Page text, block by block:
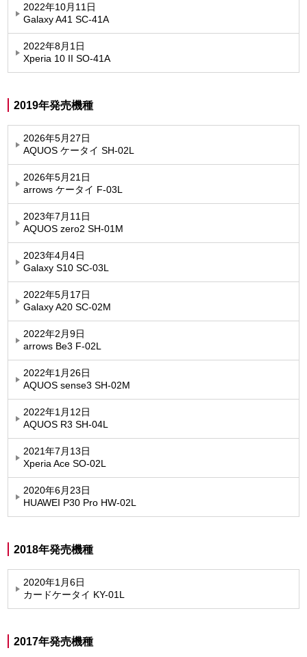
2022年10月11日
Galaxy A41 SC-41A
2022年8月1日
Xperia 10 II SO-41A
2019年発売機種
2026年5月27日
AQUOS ケータイ SH-02L
2026年5月21日
arrows ケータイ F-03L
2023年7月11日
AQUOS zero2 SH-01M
2023年4月4日
Galaxy S10 SC-03L
2022年5月17日
Galaxy A20 SC-02M
2022年2月9日
arrows Be3 F-02L
2022年1月26日
AQUOS sense3 SH-02M
2022年1月12日
AQUOS R3 SH-04L
2021年7月13日
Xperia Ace SO-02L
2020年6月23日
HUAWEI P30 Pro HW-02L
2018年発売機種
2020年1月6日
カードケータイ KY-01L
2017年発売機種